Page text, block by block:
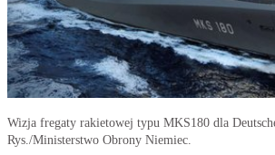
Wizja fregaty rakietowej typu MKS180 dla
Rys./Ministerstwo Obrony Niemiec.